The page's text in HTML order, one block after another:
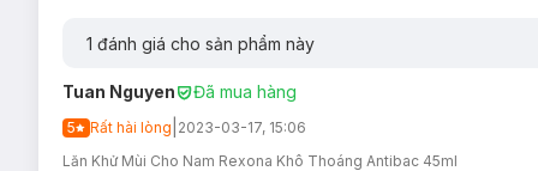
1 đánh giá cho sản phẩm này
Tuan Nguyen Đã mua hàng
5 Rất hài lòng 2023-03-17, 15:06
Lăn Khử Mùi Cho Nam Rexona Khô Thoáng Antibac 45ml